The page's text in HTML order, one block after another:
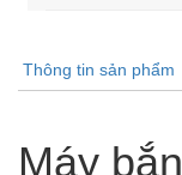
Thông tin sản phẩm
Máy